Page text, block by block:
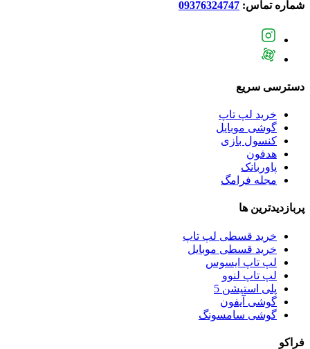
شماره تماس: 09376324747
دسترسی سریع
خرید لپ تاپ
گوشی موبایل
کنسول بازی
هدفون
پاوربانک
مجله فرامگ
پربازدید‌ترین ها
خرید قسطی لپ تاپ
خرید قسطی موبایل
لپ تاپ ایسوس
لپ تاپ لنوو
پلی استیشن 5
گوشی آیفون
گوشی سامسونگ
فراکو